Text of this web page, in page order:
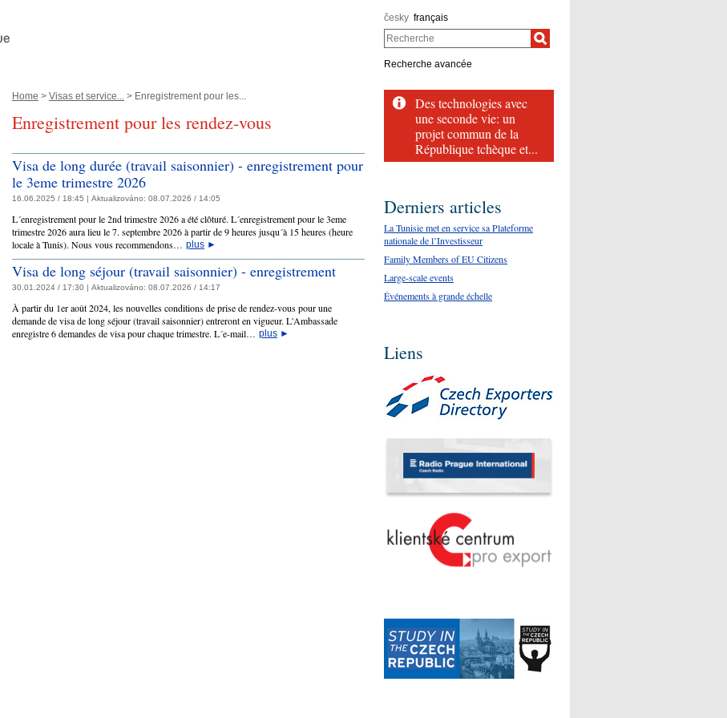
česky français
Recherche
Recherche avancée
Home > Visas et service... > Enregistrement pour les...
Enregistrement pour les rendez-vous
Visa de long durée (travail saisonnier) - enregistrement pour
le 3eme trimestre 2026
16.06.2025 / 18:45 | Aktualizováno: 08.07.2026 / 14:05
L´enregistrement pour le 2nd trimestre 2026 a été clôturé. L´enregistrement pour le 3eme
trimestre 2026 aura lieu le 7. septembre 2026 à partir de 9 heures jusqu´à 15 heures (heure
locale à Tunis). Nous vous recommendons… plus ►
Visa de long séjour (travail saisonnier) - enregistrement
30.01.2024 / 17:30 | Aktualizováno: 08.07.2026 / 14:17
À partir du 1er août 2024, les nouvelles conditions de prise de rendez-vous pour une
demande de visa de long séjour (travail saisonnier) entreront en vigueur. L'Ambassade
enregistre 6 demandes de visa pour chaque trimestre. L´e-mail… plus ►
Des technologies avec
une seconde vie: un
projet commun de la
République tchèque et...
Derniers articles
La Tunisie met en service sa Plateforme
nationale de l’Investisseur
Family Members of EU Citizens
Large-scale events
Événements à grande échelle
Liens